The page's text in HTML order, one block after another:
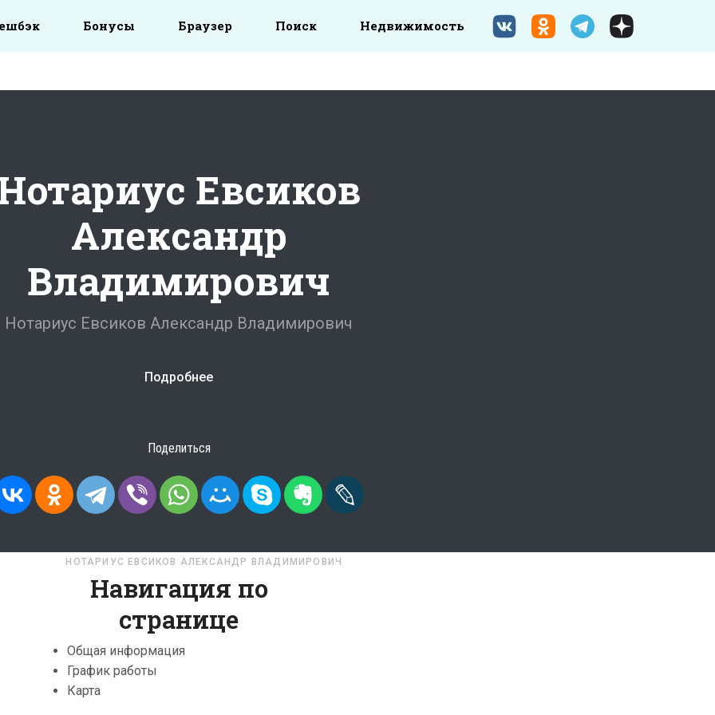
Бонусы Браузер Поиск Недвижимость
Евсиков
Александр
Владимирович
Нотариус Евсиков Александр Владимирович
Подробнее
Поделиться
НОТАРИУС ЕВСИКОВ АЛЕКСАНДР ВЛАДИМИРОВИЧ
Навигация по
странице
Общая информация
График работы
Карта